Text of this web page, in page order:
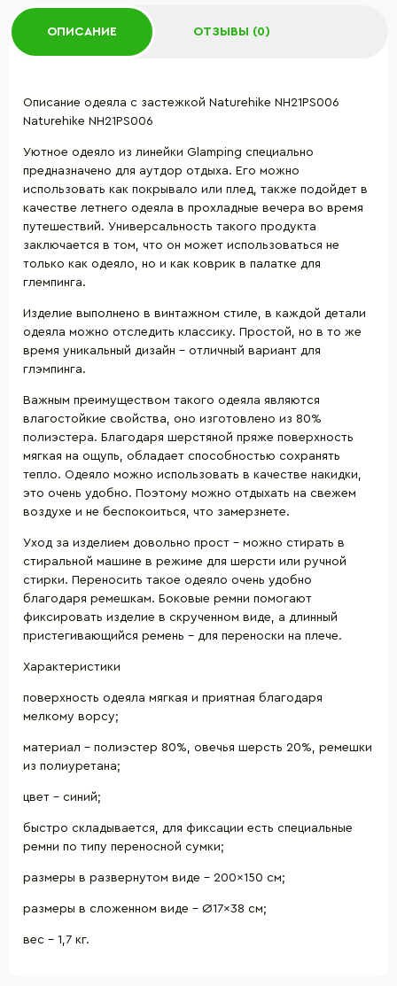
ОПИСАНИЕ ОТЗЫВЫ (0)
Описание одеяла с застежкой Naturehike NH21PS006
Naturehike NH21PS006
Уютное одеяло из линейки Glamping специально
предназначено для аутдор отдыха. Его можно
использовать как покрывало или плед, также подойдет в
качестве летнего одеяла в прохладные вечера во время
путешествий. Универсальность такого продукта
заключается в том, что он может использоваться не
только как одеяло, но и как коврик в палатке для
глемпинга.
Изделие выполнено в винтажном стиле, в каждой детали
одеяла можно отследить классику. Простой, но в то же
время уникальный дизайн - отличный вариант для
глэмпинга.
Важным преимуществом такого одеяла являются
влагостойкие свойства, оно изготовлено из 80%
полиэстера. Благодаря шерстяной пряже поверхность
мягкая на ощупь, обладает способностью сохранять
тепло. Одеяло можно использовать в качестве накидки,
это очень удобно. Поэтому можно отдыхать на свежем
воздухе и не беспокоиться, что замерзнете.
Уход за изделием довольно прост - можно стирать в
стиральной машине в режиме для шерсти или ручной
стирки. Переносить такое одеяло очень удобно
благодаря ремешкам. Боковые ремни помогают
фиксировать изделие в скрученном виде, а длинный
пристегивающийся ремень - для переноски на плече.
Характеристики
поверхность одеяла мягкая и приятная благодаря
мелкому ворсу;
материал - полиэстер 80%, овечья шерсть 20%, ремешки
из полиуретана;
цвет - синий;
быстро складывается, для фиксации есть специальные
ремни по типу переносной сумки;
размеры в развернутом виде - 200×150 см;
размеры в сложенном виде - Ø17×38 см;
вес - 1,7 кг.